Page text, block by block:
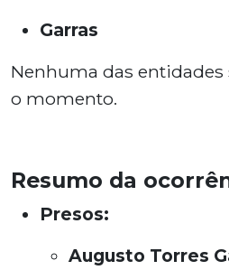
Garras
Nenhuma das
o momento.
Resumo da
Presos:
Augusto Torres